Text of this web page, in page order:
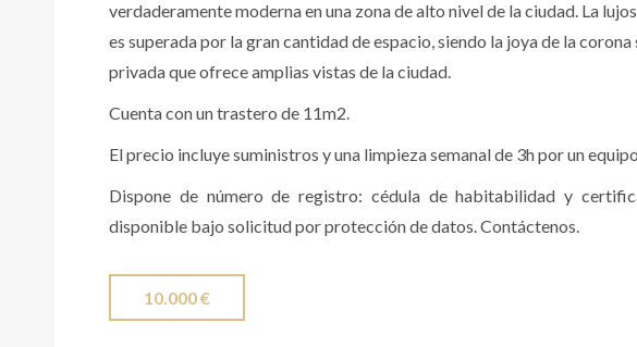
verdaderamente moderna en una zona de alto nivel de la ciudad. La
es superada por la gran cantidad de espacio, siendo la joya de la
privada que ofrece amplias vistas de la ciudad.
Cuenta con un trastero de 11m2.
El precio incluye suministros y una limpieza semanal de 3h por un
Dispone de número de registro: cédula de habitabilidad y
disponible bajo solicitud por protección de datos. Contáctenos.
10.000 €